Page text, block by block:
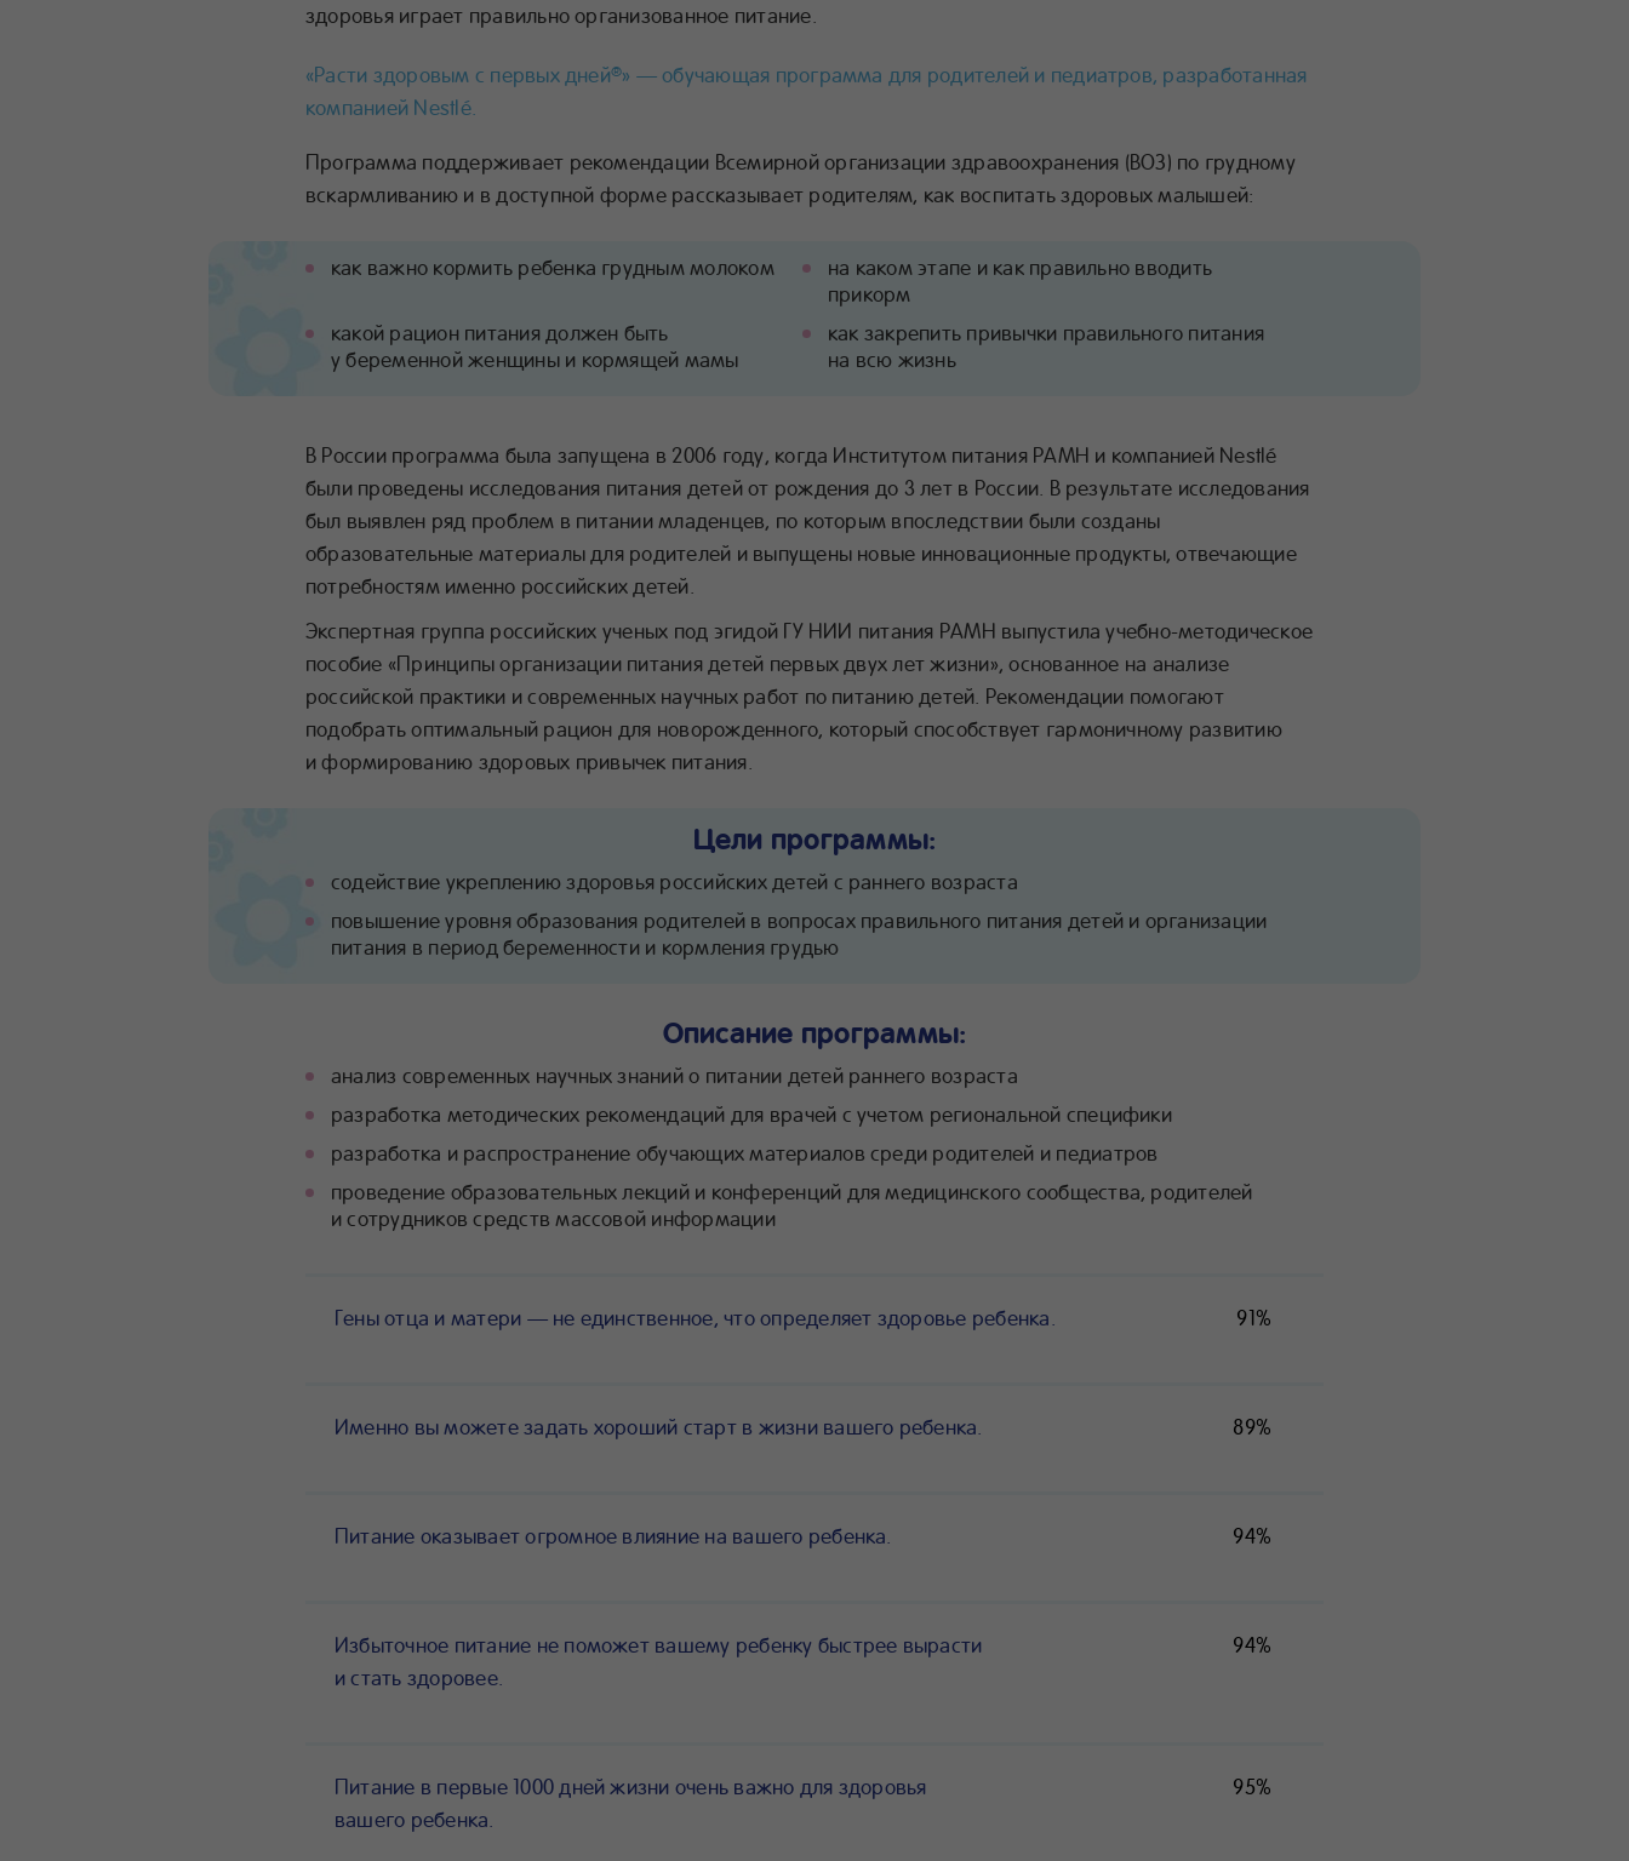
здоровья играет правильно организованное питание.
«Расти здоровым с первых дней®» — обучающая программа для родителей и педиатров, разработанная
компанией Nestlé.
Программа поддерживает рекомендации Всемирной организации здравоохранения (ВОЗ) по грудному
вскармливанию и в доступной форме рассказывает родителям, как воспитать здоровых малышей:
как важно кормить ребенка грудным молоком
на каком этапе и как правильно вводить
прикорм
какой рацион питания должен быть
у беременной женщины и кормящей мамы
как закрепить привычки правильного питания
на всю жизнь
В России программа была запущена в 2006 году, когда Институтом питания РАМН и компанией Nestlé
были проведены исследования питания детей от рождения до 3 лет в России. В результате исследования
был выявлен ряд проблем в питании младенцев, по которым впоследствии были созданы
образовательные материалы для родителей и выпущены новые инновационные продукты, отвечающие
потребностям именно российских детей.
Экспертная группа российских ученых под эгидой ГУ НИИ питания РАМН выпустила учебно-методическое
пособие «Принципы организации питания детей первых двух лет жизни», основанное на анализе
российской практики и современных научных работ по питанию детей. Рекомендации помогают
подобрать оптимальный рацион для новорожденного, который способствует гармоничному развитию
и формированию здоровых привычек питания.
Цели программы:
содействие укреплению здоровья российских детей с раннего возраста
повышение уровня образования родителей в вопросах правильного питания детей и организации
питания в период беременности и кормления грудью
Описание программы:
анализ современных научных знаний о питании детей раннего возраста
разработка методических рекомендаций для врачей с учетом региональной специфики
разработка и распространение обучающих материалов среди родителей и педиатров
проведение образовательных лекций и конференций для медицинского сообщества, родителей
и сотрудников средств массовой информации
Гены отца и матери — не единственное, что определяет здоровье ребенка. 91%
Именно вы можете задать хороший старт в жизни вашего ребенка. 89%
Питание оказывает огромное влияние на вашего ребенка. 94%
Избыточное питание не поможет вашему ребенку быстрее вырасти
и стать здоровее.
94%
Питание в первые 1000 дней жизни очень важно для здоровья
вашего ребенка.
95%